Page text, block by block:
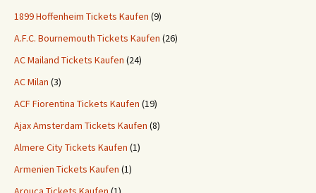
1899 Hoffenheim Tickets Kaufen (9)
A.F.C. Bournemouth Tickets Kaufen (26)
AC Mailand Tickets Kaufen (24)
AC Milan (3)
ACF Fiorentina Tickets Kaufen (19)
Ajax Amsterdam Tickets Kaufen (8)
Almere City Tickets Kaufen (1)
Armenien Tickets Kaufen (1)